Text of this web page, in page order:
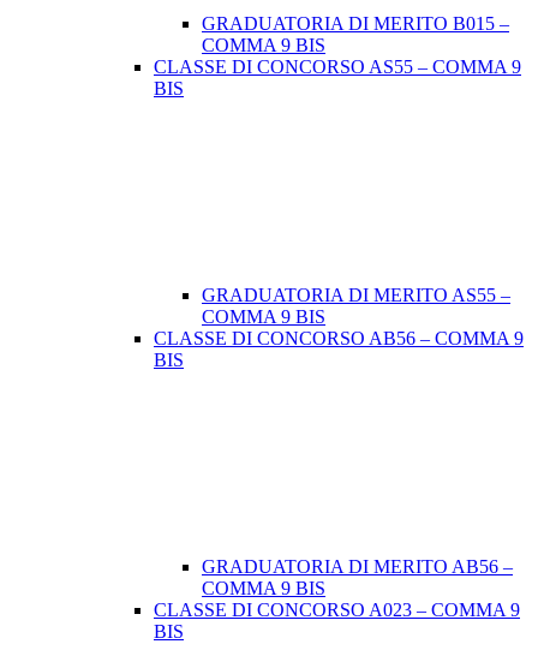
GRADUATORIA DI MERITO B015 –
COMMA 9 BIS
CLASSE DI CONCORSO AS55 – COMMA 9
BIS
GRADUATORIA DI MERITO AS55 –
COMMA 9 BIS
CLASSE DI CONCORSO AB56 – COMMA 9
BIS
GRADUATORIA DI MERITO AB56 –
COMMA 9 BIS
CLASSE DI CONCORSO A023 – COMMA 9
BIS